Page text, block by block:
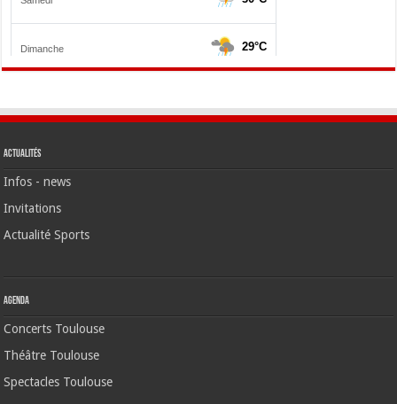
Actualités
Infos - news
Invitations
Actualité Sports
Agenda
Concerts Toulouse
Théâtre Toulouse
Spectacles Toulouse